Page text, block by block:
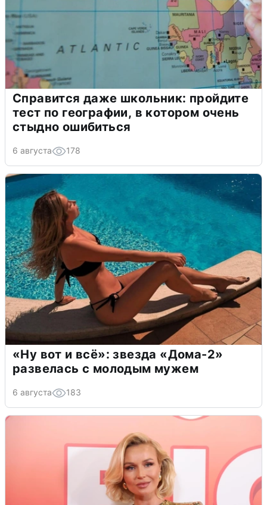
Справится даже школьник: пройдите
тест по географии, в котором очень
стыдно ошибиться
6 августа 178
«Ну вот и всё»: звезда «Дома-2»
развелась с молодым мужем
6 августа 183